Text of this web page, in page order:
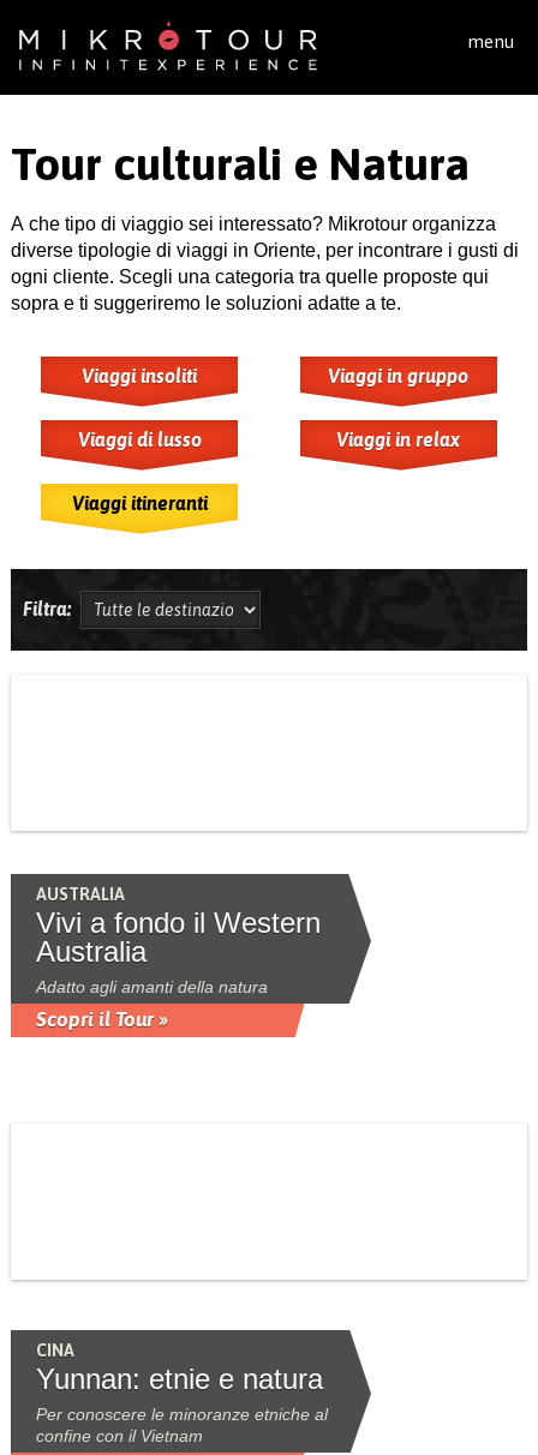
menu
Tour culturali e Natura
A che tipo di viaggio sei interessato? Mikrotour organizza
diverse tipologie di viaggi in Oriente, per incontrare i gusti di
ogni cliente. Scegli una categoria tra quelle proposte qui
sopra e ti suggeriremo le soluzioni adatte a te.
Viaggi insoliti Viaggi in gruppo
Viaggi di lusso Viaggi in relax
Viaggi itineranti
Filtra:
AUSTRALIA
Vivi a fondo il Western
Australia
Adatto agli amanti della natura
Scopri il Tour »
CINA
Yunnan: etnie e natura
Per conoscere le minoranze etniche al
confine con il Vietnam